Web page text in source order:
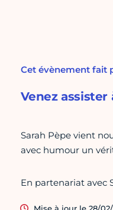
Cet évènement fait
Venez
Sarah Pèpe vient
avec humour un
En partenariat avec